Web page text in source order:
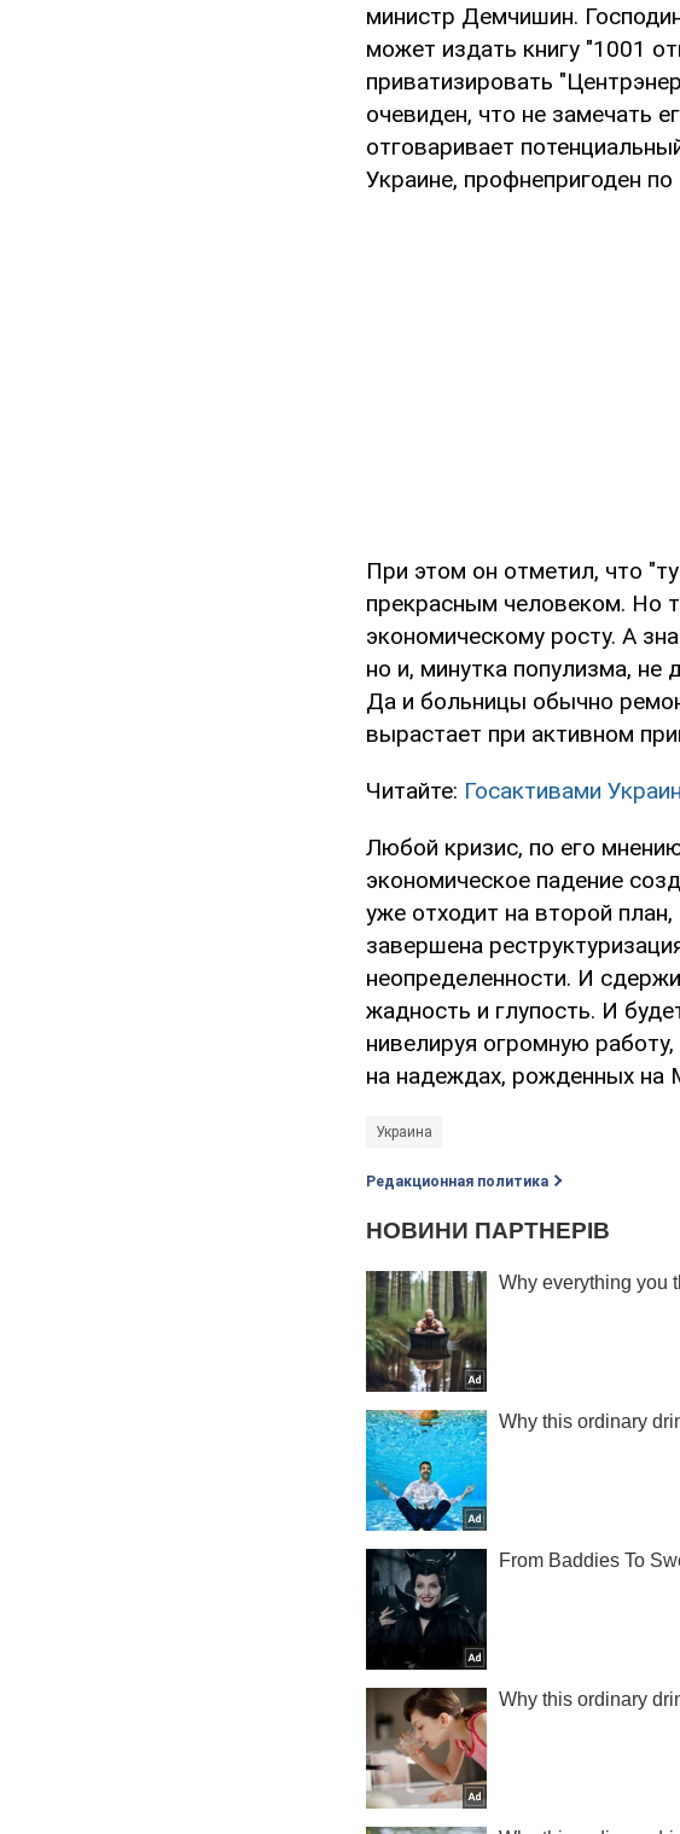
министр Демчишин.
может издать книгу "1001
приватизировать
очевиден, что не замечать
отговаривает
Украине, профнепригоден
При этом он отметил, что
прекрасным человеком. Но
экономическому росту. А
но и, минутка популизма, не
Да и больницы обычно
вырастает при активном
Читайте: Госактивами
Любой кризис, по его
экономическое падение
уже отходит на второй
завершена
неопределенности. И
жадность и глупость. И
нивелируя огромную
на надеждах, рожденных на
Украина
Редакционная политика